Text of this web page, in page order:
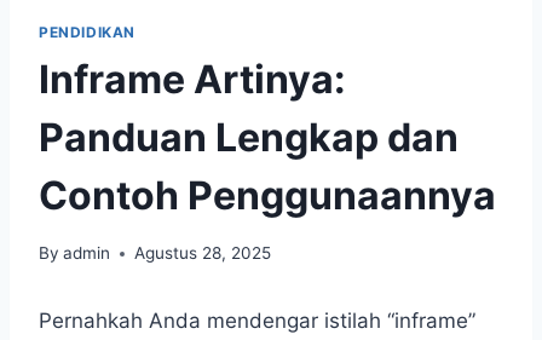
PENDIDIKAN
Inframe Artinya:
Panduan Lengkap dan
Contoh Penggunaannya
By admin Agustus 28, 2025
Pernahkah Anda mendengar istilah “inframe”